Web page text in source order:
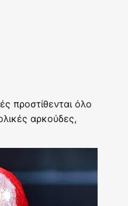
προστίθενται όλο
αρκούδες,